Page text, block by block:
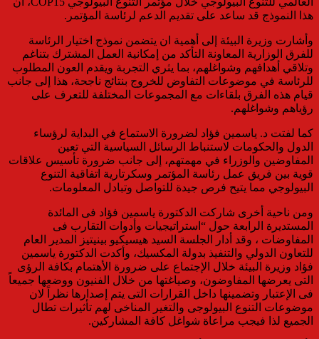
هذا النموذج قد ساعد على تقديم الدعم لرئاسة المؤتمر.
وأشارت وزيرة البيئة إلى أهمية ان يتضمن نموذج اختيار الرئاسة
للفرق الوزارية المعاونة التأكد من إمكانية العمل المشترك بتناغم
وتلاقي أهدافهم وشواغلهم، بما يثري التجربة ويقدم العون المطلوب
للرئاسة في موضوعات التفاوض للخروج بنتائج ناجحة، هذا إلى جانب
قيام هذه الفرق بلقاءات مع المجموعات المختلفة للتعرف على
رؤياهم وشواغلهم.
كما لفتت د. ياسمين فؤاد لضرورة الاستماع في البداية لرؤساء
الدول والحكومات لاستنباط الرسائل السياسية التي تعين
المفاوضين والوزراء في مهمتهم، إلى جانب ضرورة تأسيس علاقات
قوية بين فريق عمل رئاسة المؤتمر وسكرتارية اتفاقية التنوع
البيولوجي مما يتيح فرص جيدة للتواصل وتبادل المعلومات.
ومن ناحية أخرى شاركت الدكتورة ياسمين فؤاد فى المائدة
المستديرة الرابعة حول “استراتيجيات وأدوات التقارب فى
المفاوضات ، وقد أدار الجلسة السيد هيسيكيو بينيتيز المدير العام
للتعاون الدولي والتنفيذ بدولة المكسيك، وأكدت الدكتورة ياسمين
فؤاد وزيرة البيئة خلال الإجتماع على ضرورة الأهتمام بكافة الرؤى
التى يعرضها المفاوضون، وصياغتها من خلال الفنيون ووضعها جميعاً
فى الإعتبار وتضمينها داخل القرارات التى يتم إصدارها نظراً لان
موضوعات التنوع البيولوجى والتغير المناخى لهم تأثيرات تطال
الجميع لذا فيجب مراعاة شواغل كافة المشاركين.